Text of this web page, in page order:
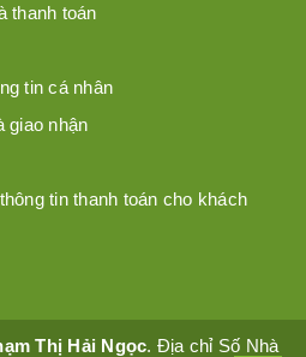
thanh toán
tin cá nhân
giao nhận
tin thanh toán cho khách
Thị Hải Ngọc. Địa chỉ Số Nhà